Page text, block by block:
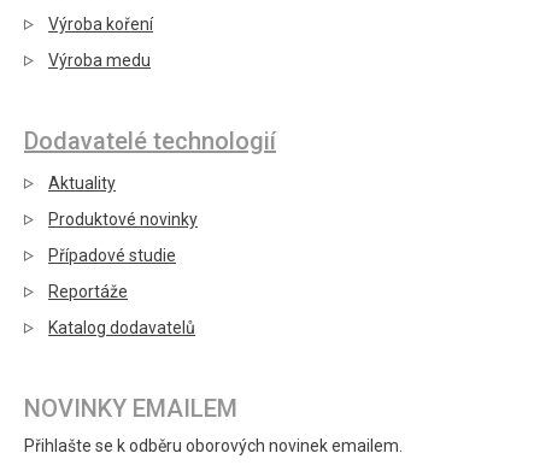
Výroba koření
Výroba medu
Dodavatelé technologií
Aktuality
Produktové novinky
Případové studie
Reportáže
Katalog dodavatelů
NOVINKY EMAILEM
Přihlašte se k odběru oborových novinek emailem.